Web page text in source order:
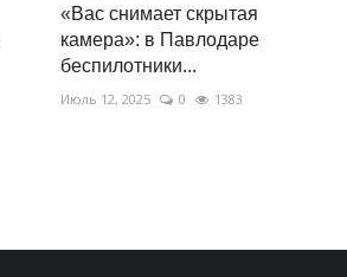
«Вас снимает скрытая
камера»: в Павлодаре
беспилотники...
Июль 12, 2025 0 1383